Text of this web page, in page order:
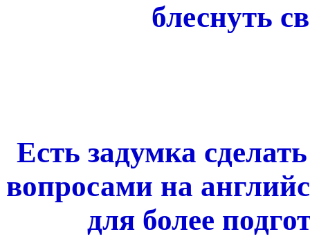
блеснуть
Есть задумка
вопросами на
для более